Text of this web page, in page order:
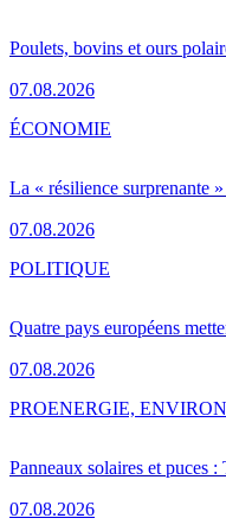
Poulets, bovins et ours
07.08.2026
La « résilience surprenante
07.08.2026
ÉCONOMIE
Quatre pays européens
07.08.2026
POLITIQUE
Panneaux solaires et puces
07.08.2026
PROENERGIE,